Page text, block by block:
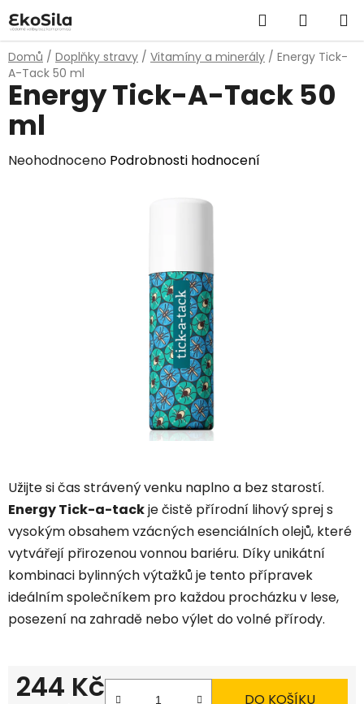
na
obsah
Hledat
KOŠÍK
Domů / Doplňky stravy / Vitamíny a minerály / Energy Tick-
A-Tack 50 ml
Užijte si čas strávený venku naplno a bez starostí.
Energy Tick-a-tackje čistě přírodní lihový sprej s
vysokým obsahem vzácných esenciálních olejů, které
vytvářejí přirozenou vonnou bariéru. Díky unikátní
kombinaci bylinných výtažků je tento přípravek
ideálním společníkem pro každou procházku v lese,
posezení na zahradě nebo výlet do volné přírody.
244 Kč DO KOŠÍKU
Energy Tick-A-Tack 50
ml
Průměrné
Neohodnoceno Podrobnosti hodnocení